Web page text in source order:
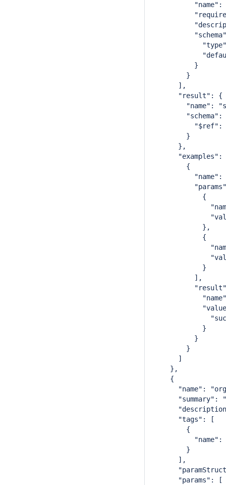
"name":
"description":
"type":
}
}
],
"result": {
"name":
"schema":
"$ref": "#/
}
},
"examples":
{
"name":
{
"name":
"value":
},
{
"name":
"value":
}
],
"name":
}
}
}
]
},
{
"name":
"summary":
"description":
"tags": [
{
"name":
}
],
"params": [